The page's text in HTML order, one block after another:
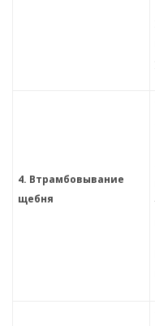
4. Втрамбовывание
щебня